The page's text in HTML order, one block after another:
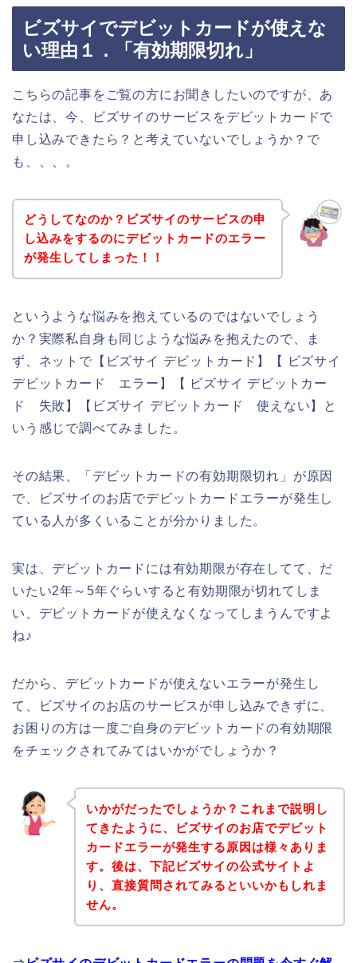
ビズサイでデビットカードが使えな
い理由１．「有効期限切れ」
こちらの記事をご覧の方にお聞きしたいのですが、あ
なたは、今、ビズサイのサービスをデビットカードで
申し込みできたら？と考えていないでしょうか？で
も、、、。
どうしてなのか？ビズサイのサービスの申
し込みをするのにデビットカードのエラー
が発生してしまった！！
というような悩みを抱えているのではないでしょう
か？実際私自身も同じような悩みを抱えたので、ま
ず、ネットで【ビズサイ デビットカード】【 ビズサイ
デビットカード エラー】【 ビズサイ デビットカー
ド 失敗】【ビズサイ デビットカード 使えない】と
いう感じで調べてみました。
その結果、「デビットカードの有効期限切れ」が原因
で、ビズサイのお店でデビットカードエラーが発生し
ている人が多くいることが分かりました。
実は、デビットカードには有効期限が存在してて、だ
いたい2年～5年ぐらいすると有効期限が切れてしま
い、デビットカードが使えなくなってしまうんですよ
ね♪
だから、デビットカードが使えないエラーが発生し
て、ビズサイのお店のサービスが申し込みできずに、
お困りの方は一度ご自身のデビットカードの有効期限
をチェックされてみてはいかがでしょうか？
いかがだったでしょうか？これまで説明し
てきたように、ビズサイのお店でデビット
カードエラーが発生する原因は様々ありま
す。後は、下記ビズサイの公式サイトよ
り、直接質問されてみるといいかもしれま
せん。